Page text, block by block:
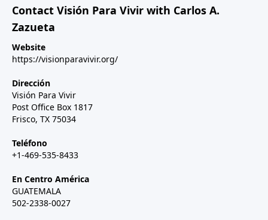
Contact Visión Para Vivir with Carlos A.
Zazueta
Website
https://visionparavivir.org/
Dirección
Visión Para Vivir
Post Office Box 1817
Frisco, TX 75034
Teléfono
+1-469-535-8433
En Centro América
GUATEMALA
502-2338-0027